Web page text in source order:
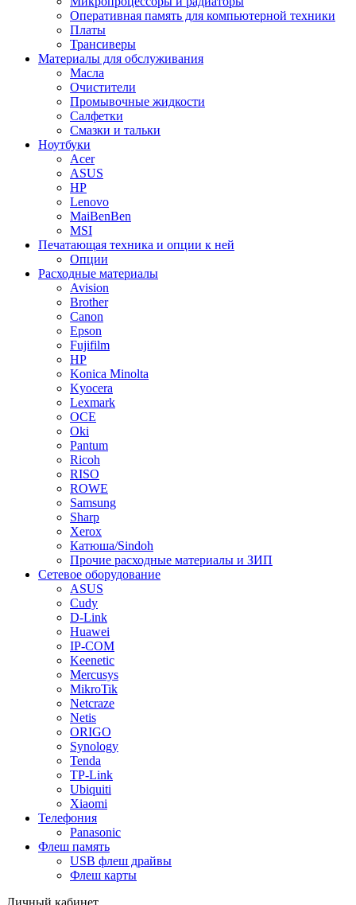
Оперативная память для компьютерной техники
Платы
Трансиверы
Материалы для обслуживания
Масла
Очистители
Промывочные жидкости
Салфетки
Смазки и тальки
Ноутбуки
Acer
ASUS
HP
Lenovo
MaiBenBen
MSI
Печатающая техника и опции к ней
Опции
Расходные материалы
Avision
Brother
Canon
Epson
Fujifilm
HP
Konica Minolta
Kyocera
Lexmark
OCE
Oki
Pantum
Ricoh
RISO
ROWE
Samsung
Sharp
Xerox
Катюша/Sindoh
Прочие расходные материалы и ЗИП
Сетевое оборудование
ASUS
Cudy
D-Link
Huawei
IP-COM
Keenetic
Mercusys
MikroTik
Netcraze
Netis
ORIGO
Synology
Tenda
TP-Link
Ubiquiti
Xiaomi
Телефония
Panasonic
Флеш память
USB флеш драйвы
Флеш карты
Личный кабинет